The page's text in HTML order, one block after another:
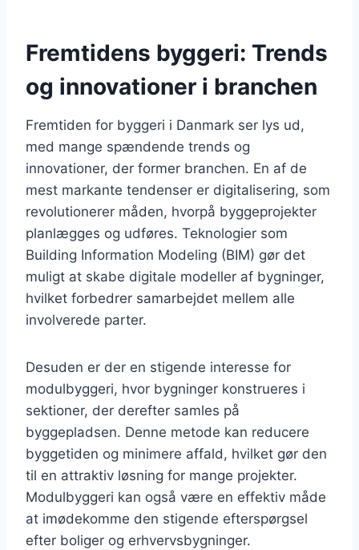
Fremtidens byggeri: Trends
og innovationer i branchen
Fremtiden for byggeri i Danmark ser lys ud,
med mange spændende trends og
innovationer, der former branchen. En af de
mest markante tendenser er digitalisering, som
revolutionerer måden, hvorpå byggeprojekter
planlægges og udføres. Teknologier som
Building Information Modeling (BIM) gør det
muligt at skabe digitale modeller af bygninger,
hvilket forbedrer samarbejdet mellem alle
involverede parter.
Desuden er der en stigende interesse for
modulbyggeri, hvor bygninger konstrueres i
sektioner, der derefter samles på
byggepladsen. Denne metode kan reducere
byggetiden og minimere affald, hvilket gør den
til en attraktiv løsning for mange projekter.
Modulbyggeri kan også være en effektiv måde
at imødekomme den stigende efterspørgsel
efter boliger og erhvervsbygninger.